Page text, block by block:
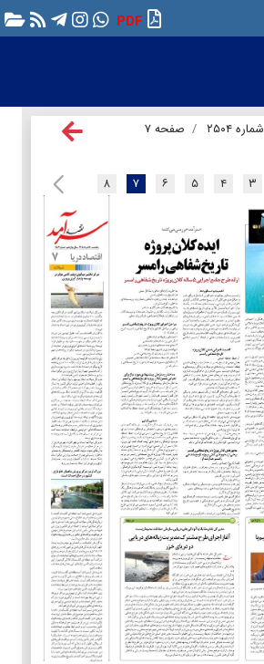
PDF
شماره ۲۵۰۴ صفحه ۷
۳ ۴ ۵ ۶ ۷ ۸